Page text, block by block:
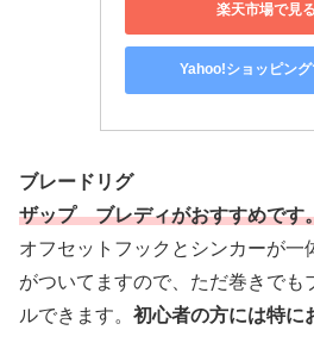
楽天市場で見る
Yahoo!ショッピング
ブレードリグ
ザップ ブレディがおすすめです
オフセットフックとシンカーが一
がついてますので、ただ巻きでも
ルできます。 初心者の方には特に